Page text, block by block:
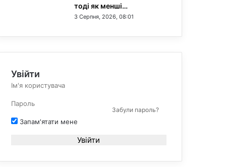
тоді як менші…
3 Серпня, 2026, 08:01
Увійти
Забули пароль?
Запам'ятати мене
Увійти